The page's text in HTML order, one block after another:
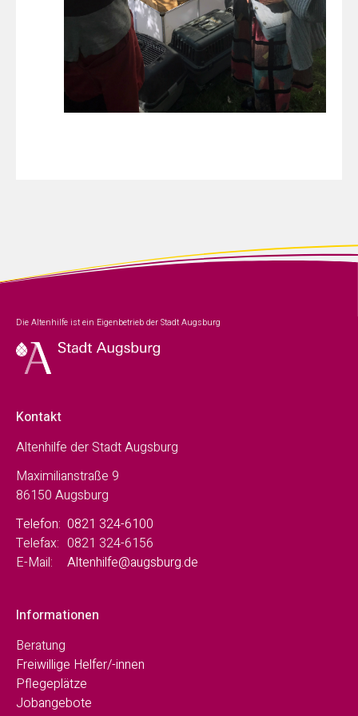
Die Altenhilfe ist ein Eigenbetrieb der Stadt Augsburg
Kontakt
Altenhilfe der Stadt Augsburg
Maximilianstraße 9
86150 Augsburg
Telefon: 0821 324-6100
Telefax: 0821 324-6156
E-Mail:
Altenhilfe@augsburg.de
Informationen
Beratung
Freiwillige Helfer/-innen
Pflegeplätze
Jobangebote